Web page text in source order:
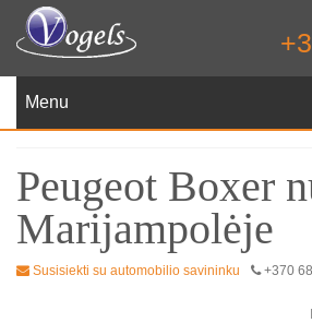
Menu
Peugeot Boxer
Marijampolėje
Susisiekti su automobilio savininku +370